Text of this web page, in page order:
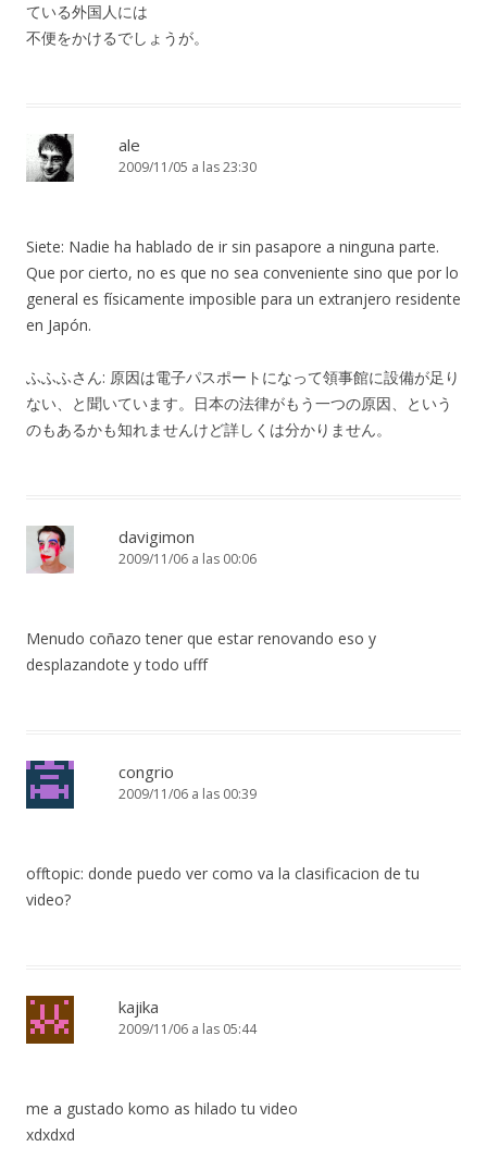
ている外国人には
不便をかけるでしょうが。
ale
2009/11/05 a las 23:30
Siete: Nadie ha hablado de ir sin pasapore a ninguna parte.
Que por cierto, no es que no sea conveniente sino que por lo
general es físicamente imposible para un extranjero residente
en Japón.
ふふふさん: 原因は電子パスポートになって領事館に設備が足り
ない、と聞いています。日本の法律がもう一つの原因、という
のもあるかも知れませんけど詳しくは分かりません。
davigimon
2009/11/06 a las 00:06
Menudo coñazo tener que estar renovando eso y
desplazandote y todo ufff
congrio
2009/11/06 a las 00:39
offtopic: donde puedo ver como va la clasificacion de tu
video?
kajika
2009/11/06 a las 05:44
me a gustado komo as hilado tu video
xdxdxd